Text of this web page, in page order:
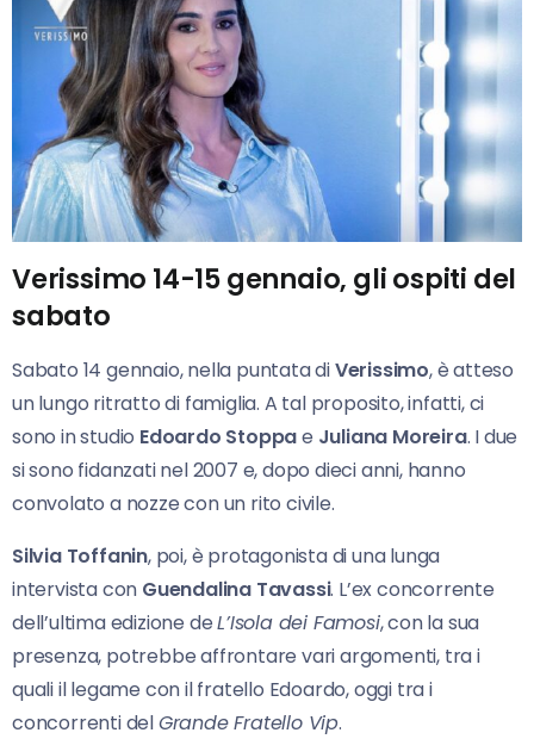
Verissimo 14-15 gennaio, gli ospiti del
sabato
Sabato 14 gennaio, nella puntata diVerissimo, è atteso
un lungo ritratto di famiglia. A tal proposito, infatti, ci
sono in studio Edoardo Stoppae Juliana Moreira. I due
si sono fidanzati nel 2007 e, dopo dieci anni, hanno
convolato a nozze con un rito civile.
Silvia Toffanin, poi, è protagonista di una lunga
intervista con Guendalina Tavassi. L’ex concorrente
dell’ultima edizione deL’Isola dei Famosi, con la sua
presenza, potrebbe affrontare vari argomenti, tra i
quali il legame con il fratello Edoardo, oggi tra i
concorrenti delGrande Fratello Vip.